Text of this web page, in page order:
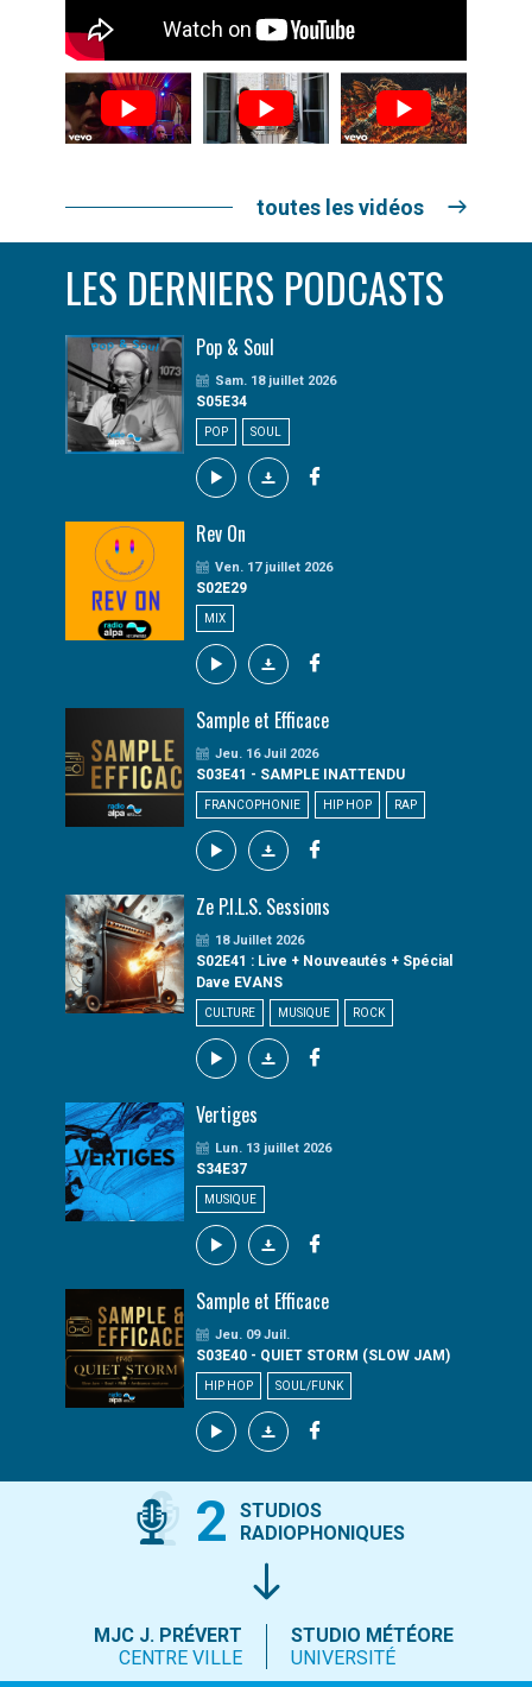
toutes les vidéos
LES DERNIERS PODCASTS
Pop & Soul
Sam. 18 juillet 2026
S05E34
POP SOUL
Rev On
Ven. 17 juillet 2026
S02E29
MIX
Sample et Efficace
Jeu. 16 Juil 2026
S03E41 - SAMPLE INATTENDU
FRANCOPHONIE HIP HOP RAP
Ze P.I.L.S. Sessions
18 Juillet 2026
S02E41 : Live + Nouveautés + Spécial
Dave EVANS
CULTURE MUSIQUE ROCK
Vertiges
Lun. 13 juillet 2026
S34E37
MUSIQUE
Sample et Efficace
Jeu. 09 Juil.
S03E40 - QUIET STORM (SLOW JAM)
HIP HOP SOUL/FUNK
2
STUDIOS
RADIOPHONIQUES
MJC J. PRÉVERT
CENTRE VILLE
STUDIO MÉTÉORE
UNIVERSITÉ